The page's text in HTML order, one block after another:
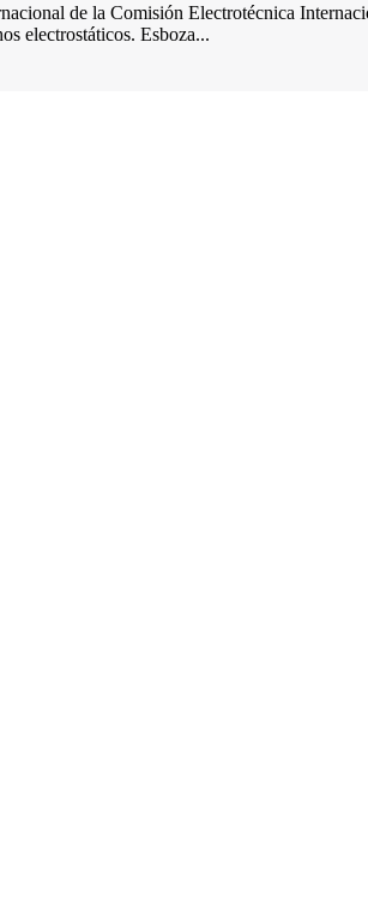
de la Comisión Electrotécnica
electrostáticos. Esboza...